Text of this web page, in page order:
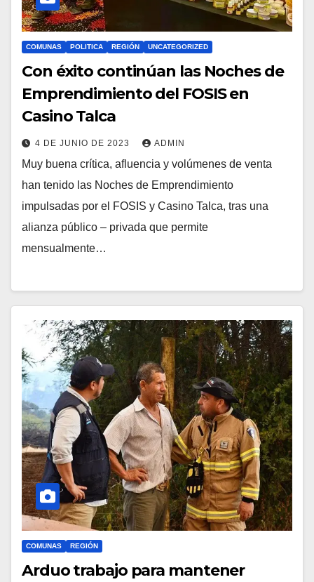
COMUNAS POLITICA REGIÓN UNCATEGORIZED
Con éxito continúan las Noches de
Emprendimiento del FOSIS en
Casino Talca
4 DE JUNIO DE 2023 ADMIN
Muy buena crítica, afluencia y volúmenes de venta
han tenido las Noches de Emprendimiento
impulsadas por el FOSIS y Casino Talca, tras una
alianza público – privada que permite
mensualmente…
COMUNAS REGIÓN
Arduo trabajo para mantener